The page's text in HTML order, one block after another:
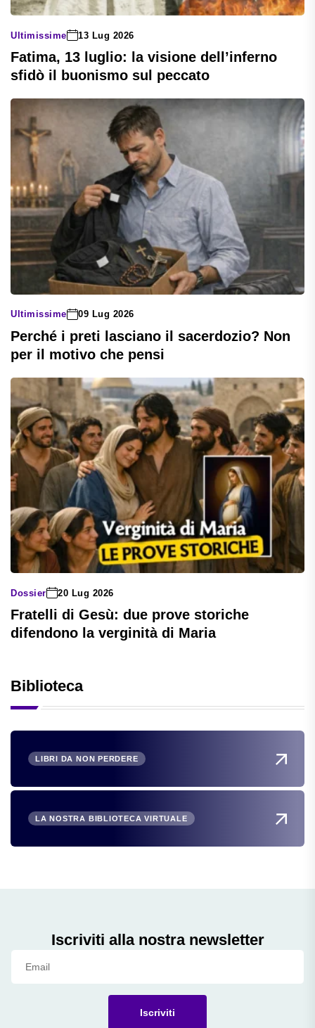
Ultimissime 13 Lug 2026
Fatima, 13 luglio: la visione dell’inferno
sfidò il buonismo sul peccato
Ultimissime 09 Lug 2026
Perché i preti lasciano il sacerdozio? Non
per il motivo che pensi
Dossier 20 Lug 2026
Fratelli di Gesù: due prove storiche
difendono la verginità di Maria
Biblioteca
LIBRI DA NON PERDERE
LA NOSTRA BIBLIOTECA VIRTUALE
Iscriviti alla nostra newsletter
Iscriviti